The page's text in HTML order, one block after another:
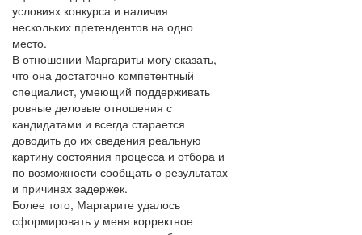
условиях конкурса и наличия
нескольких претендентов на одно
место.
В отношении Маргариты могу сказать,
что она достаточно компетентный
специалист, умеющий поддерживать
ровные деловые отношения с
кандидатами и всегда старается
доводить до их сведения реальную
картину состояния процесса и отбора и
по возможности сообщать о результатах
и причинах задержек.
Более того, Маргарите удалось
сформировать у меня корректное